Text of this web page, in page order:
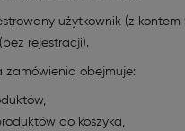
użytkownik (z kontem
rejestracji).
zamówienia obejmuje:
do koszyka,